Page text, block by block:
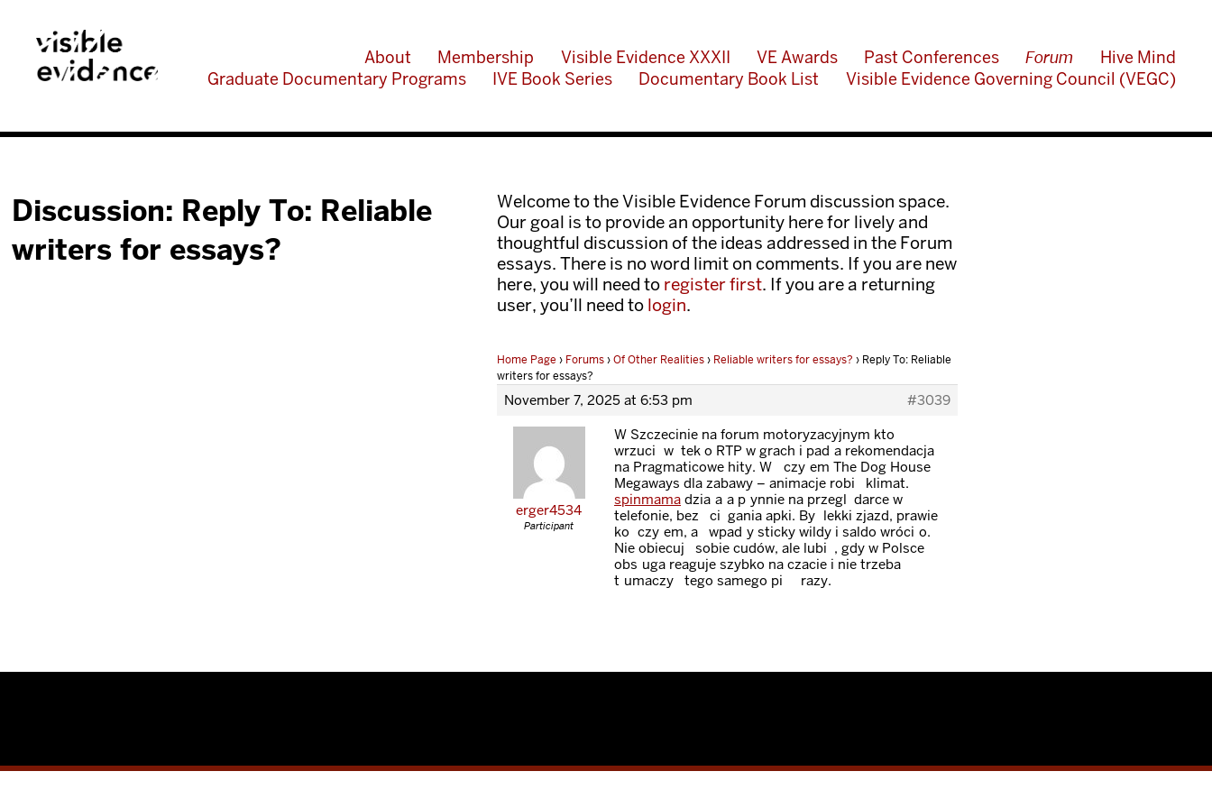
About Membership Visible Evidence XXXII VE Awards Past Conferences Forum
Hive Mind
Graduate Documentary Programs
IVE Book Series Documentary Book List Visible Evidence Governing Council (VEGC)
Discussion: Reply To: Reliable
writers for essays?
Welcome to the Visible Evidence Forum discussion space.
Our goal is to provide an opportunity here for lively and
thoughtful discussion of the ideas addressed in the Forum
essays. There is no word limit on comments. If you are new
here, you will need to register first. If you are a returning
user, you’ll need to login.
Home Page › Forums›Of Other Realities› Reliable writers for essays? › Reply To: Reliable
writers for essays?
November 7, 2025 at 6:53 pm #3039
erger4534
Participant
W Szczecinie na forum motoryzacyjnym ktoś
wrzucił wątek o RTP w grach i padła rekomendacja
na Pragmaticowe hity. Włączyłem The Dog House
Megaways dla zabawy – animacje robią klimat.
spinmama działała płynnie na przeglądarce w
telefonie, bez ściągania apki. Był lekki zjazd, prawie
kończyłem, aż wpadły sticky wildy i saldo wróciło.
Nie obiecuję sobie cudów, ale lubię, gdy w Polsce
obsługa reaguje szybko na czacie i nie trzeba
tłumaczyć tego samego pięć razy.